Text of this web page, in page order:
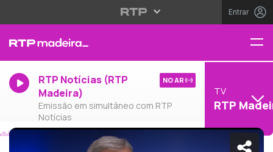
Entrar
RTP Notícias (RTP
Madeira)
Emissão em simultâneo com RTP
Notícias
NO AR
TV
RTP